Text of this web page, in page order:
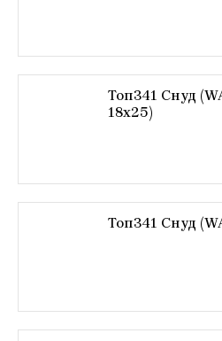
Топ341 Снуд
18х25)
Топ341 Снуд